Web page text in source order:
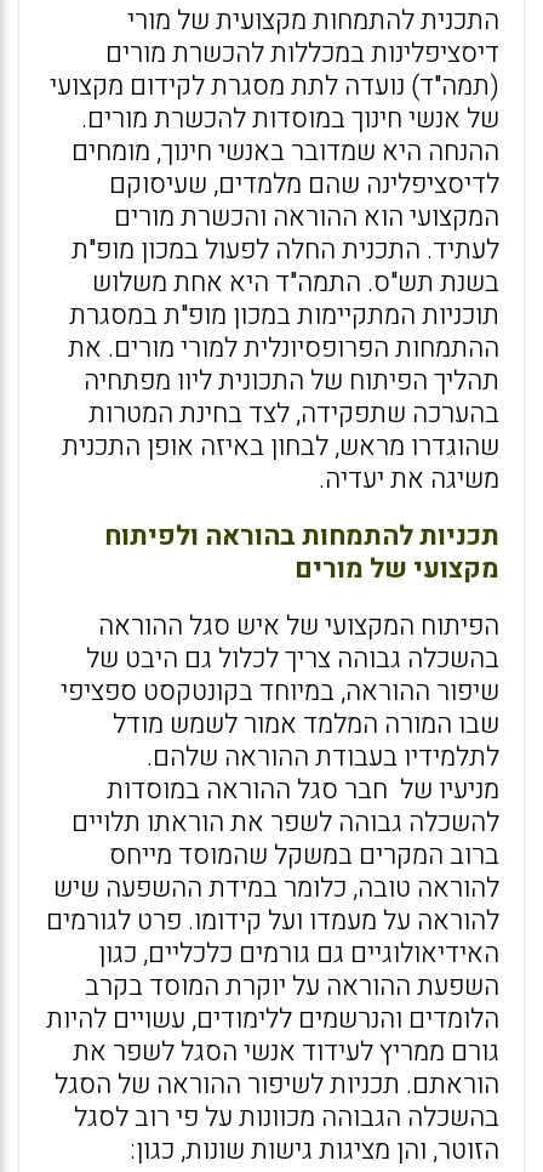
התכנית להתמחות מקצועית של מורי
דיסציפלינות במכללות להכשרת מורים
(תמה"ד) נועדה לתת מסגרת לקידום מקצועי
של אנשי חינוך במוסדות להכשרת מורים.
ההנחה היא שמדובר באנשי חינוך, מומחים
לדיסציפלינה שהם מלמדים, שעיסוקם
המקצועי הוא ההוראה והכשרת מורים
לעתיד. התכנית החלה לפעול במכון מופ"ת
בשנת תש"ס. התמה"ד היא אחת משלוש
תוכניות המתקיימות במכון מופ"ת במסגרת
ההתמחות הפרופסיונלית למורי מורים. את
תהליך הפיתוח של התכונית ליוו מפתחיה
בהערכה שתפקידה, לצד בחינת המטרות
שהוגדרו מראש, לבחון באיזה אופן התכנית
משיגה את יעדיה.
תכניות להתמחות בהוראה ולפיתוח
מקצועי של מורים
הפיתוח המקצועי של איש סגל ההוראה
בהשכלה גבוהה צריך לכלול גם היבט של
שיפור ההוראה, במיוחד בקונטקסט ספציפי
שבו המורה המלמד אמור לשמש מודל
לתלמידיו בעבודת ההוראה שלהם.
מניעיו של חבר סגל ההוראה במוסדות
להשכלה גבוהה לשפר את הוראתו תלויים
ברוב המקרים במשקל שהמוסד מייחס
להוראה טובה, כלומר במידת ההשפעה שיש
להוראה על מעמדו ועל קידומו. פרט לגורמים
האידיאולוגיים גם גורמים כלכליים, כגון
השפעת ההוראה על יוקרת המוסד בקרב
הלומדים והנרשמים ללימודים, עשויים להיות
גורם ממריץ לעידוד אנשי הסגל לשפר את
הוראתם. תכניות לשיפור ההוראה של הסגל
בהשכלה הגבוהה מכוונות על פי רוב לסגל
הזוטר, והן מציגות גישות שונות, כגון: